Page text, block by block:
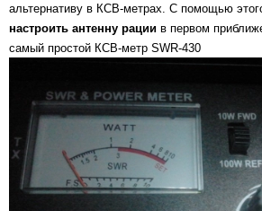
альтернативу в КСВ-метрах. С помощью
настроить антенну рации в первом
самый простой КСВ-метр SWR-430